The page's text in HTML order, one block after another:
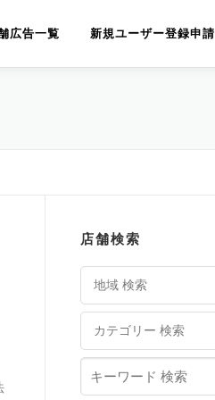
広告一覧 新規ユーザー登録申請
店舗検索